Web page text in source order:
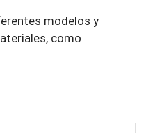
modelos y
como